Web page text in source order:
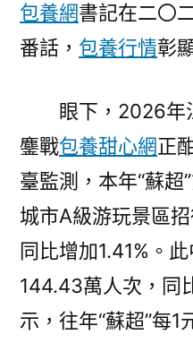
包養網書記在二〇
番話， 包養行情彰
眼下，2026年
鏖戰包養甜心網正
臺監測，本年“蘇
城市A級游玩景區
同比增加1.41%。
144.43萬人次，同
示，往年“蘇超”每